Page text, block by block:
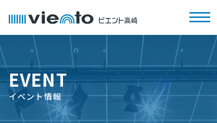
EVENT
イベント情報